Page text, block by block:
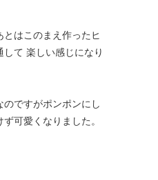
とはこのまえ作ったヒ
て 楽しい感じになり
ですがポンポンにし
可愛くなりました。